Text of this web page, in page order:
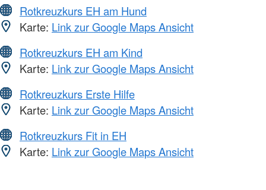
Rotkreuzkurs EH am Hund
Karte: Link zur Google Maps Ansicht
Rotkreuzkurs EH am Kind
Karte: Link zur Google Maps Ansicht
Rotkreuzkurs Erste Hilfe
Karte: Link zur Google Maps Ansicht
Rotkreuzkurs Fit in EH
Karte: Link zur Google Maps Ansicht